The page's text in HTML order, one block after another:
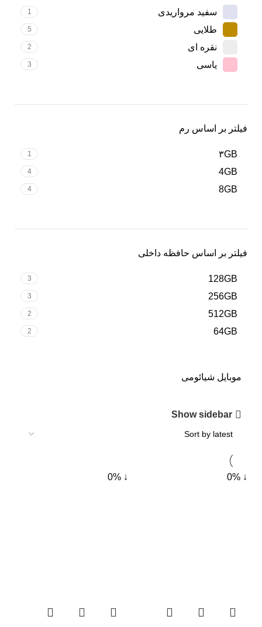
سفید مرواریدی 1
طلایی 5
نقره ای 2
یاسی 3
فیلتر بر اساس رم
۳GB 1
4GB
4
8GB
4
فیلتر بر اساس حافظه داخلی
128GB
3
256GB
3
512GB
2
64GB
2
موبایل شیائومی
Show sidebar
↓ 0%
↓ 0%